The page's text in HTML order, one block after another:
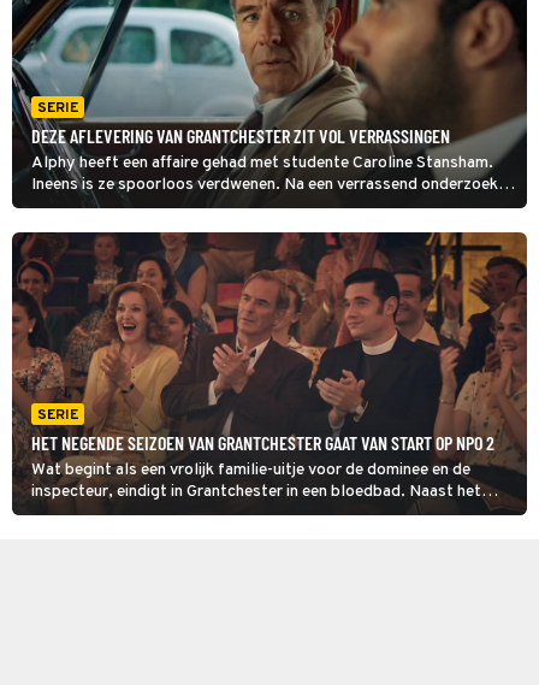
SERIE
DEZE AFLEVERING VAN GRANTCHESTER ZIT VOL VERRASSINGEN
Alphy heeft een affaire gehad met studente Caroline Stansham.
Ineens is ze spoorloos verdwenen. Na een verrassend onderzoek
komen Geordie en Alphy in Grantchester op het spoor van de leider
van een zelfhulpgroep, maar die ontkent.
SERIE
HET NEGENDE SEIZOEN VAN GRANTCHESTER GAAT VAN START OP NPO 2
Wat begint als een vrolijk familie-uitje voor de dominee en de
inspecteur, eindigt in Grantchester in een bloedbad. Naast het
oplossen van de misdaad moet Will in deze seizoensstart